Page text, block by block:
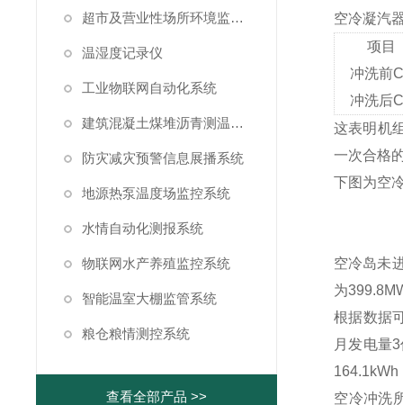
超市及营业性场所环境监测系统
温湿度记录仪
工业物联网自动化系统
建筑混凝土煤堆沥青测温系统
防灾减灾预警信息展播系统
地源热泵温度场监控系统
水情自动化测报系统
物联网水产养殖监控系统
智能温室大棚监管系统
粮仓粮情测控系统
查看全部产品 >>
空冷凝汽
项目
冲洗前
冲洗后
这表明机
一次合格
下图为空
空冷岛未
为
根据数据
月发电量
空冷冲洗